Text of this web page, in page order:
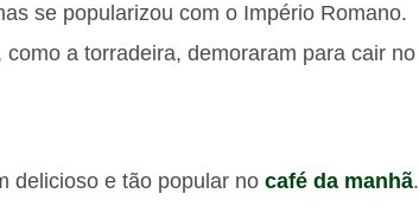
se popularizou com o Império Romano.
a torradeira, demoraram para cair no
delicioso e tão popular no café da manhã.